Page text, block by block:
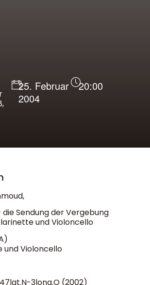
25. Februar
2004
20:00
Sendung der Vergebung
und Violoncello
und Violoncello
3long.O (2002)